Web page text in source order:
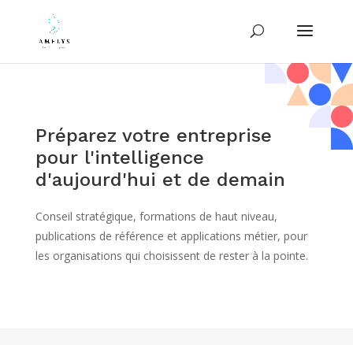
Préparez votre entreprise
pour l'intelligence
d'aujourd'hui et de demain
Conseil stratégique, formations de haut niveau,
publications de référence et applications métier, pour
les organisations qui choisissent de rester à la pointe.